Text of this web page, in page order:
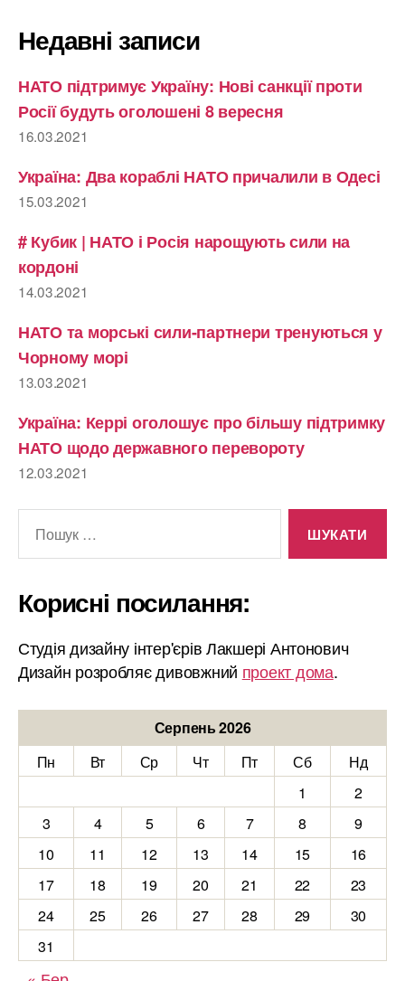
Недавні записи
НАТО підтримує Україну: Нові санкції проти
Росії будуть оголошені 8 вересня
16.03.2021
Україна: Два кораблі НАТО причалили в Одесі
15.03.2021
# Кубик | НАТО і Росія нарощують сили на
кордоні
14.03.2021
НАТО та морські сили-партнери тренуються у
Чорному морі
13.03.2021
Україна: Керрі оголошує про більшу підтримку
НАТО щодо державного перевороту
12.03.2021
Корисні посилання:
Студія дизайну інтер'єрів Лакшері Антонович
Дизайн розробляє дивовжний проект дома.
Серпень 2026
Пн
Вт Ср Чт Пт Сб
Нд
1
2
3
4 5 6 7 8
9
10
11 12 13 14 15
16
17
18 19 20 21 22
23
24
25 26 27 28 29
30
31